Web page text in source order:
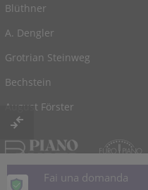
Blüthner
A. Dengler
Grotrian Steinweg
Bechstein
August Förster